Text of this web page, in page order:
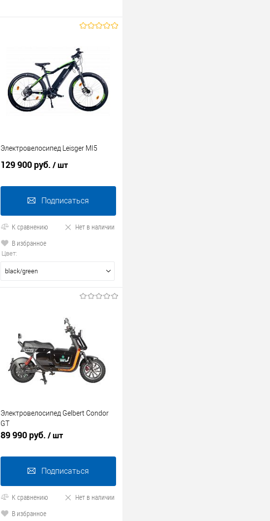
Электровелосипед Leisger MI5
129 900 руб. / шт
Подписаться
К сравнению
Нет в наличии
В избранное
Цвет:
black/green
Электровелосипед Gelbert Condor
GT
89 990 руб. / шт
Подписаться
К сравнению
Нет в наличии
В избранное